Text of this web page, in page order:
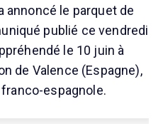
annoncé le parquet de
publié ce vendredi
le 10 juin à
de Valence (Espagne),
espagnole.